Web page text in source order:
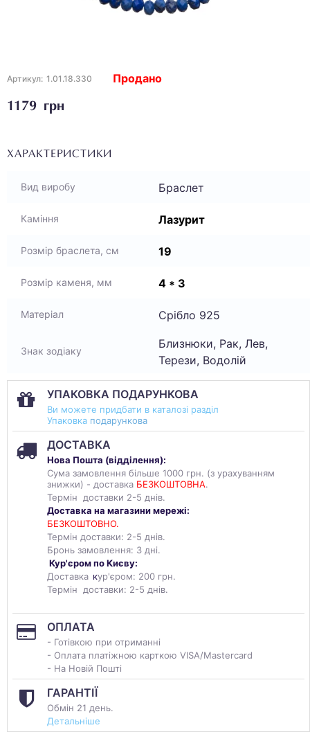
Артикул: 1.01.18.330
1179 грн
Продано
ХАРАКТЕРИСТИКИ
Вид виробу Браслет
Каміння Лазурит
Розмір браслета, см 19
Розмір каменя, мм 4 * 3
Матеріал Срібло 925
Знак зодіаку
Близнюки, Рак, Лев,
Терези, Водолій
УПАКОВКА ПОДАРУНКОВА
Ви можете придбати в каталозі разділ
Упаковка подарункова
ДОСТАВКА
Нова Пошта (відділення):
Сума замовлення більше 1000 грн. (з урахуванням
знижки) - доставка БЕЗКОШТОВНА.
Термін доставки 2-5 днів.
Доставка на магазини мережі:
БЕЗКОШТОВНО.
Термін доставки: 2-5 днів.
Бронь замовлення: 3 дні.
Кур'єром по Києву:
Доставка кур'єром: 200 грн.
Термін доставки: 2-5 днів.
ОПЛАТА
- Готівкою при отриманні
- Оплата платіжною карткою VISA/Mastercard
- На Новій Пошті
ГАРАНТІЇ
Обмін 21 день.
Детальніше